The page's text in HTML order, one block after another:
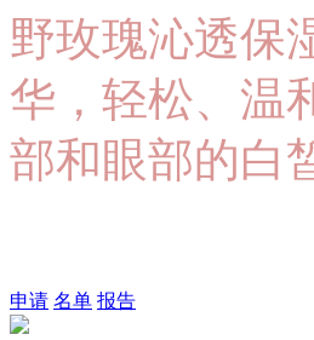
野玫瑰沁透保
华，轻松、温
部和眼部的白
申请 名单 报告